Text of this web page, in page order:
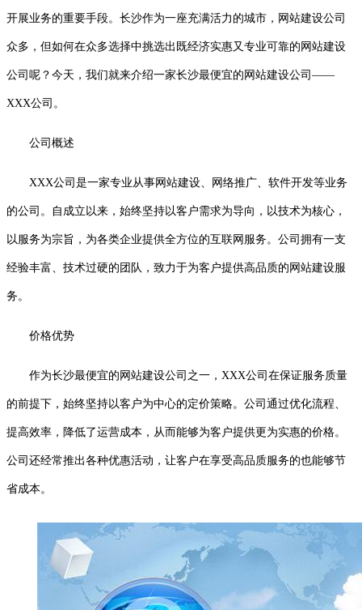
开展业务的重要手段。长沙作为一座充满活力的城市，网站建设公司
众多，但如何在众多选择中挑选出既经济实惠又专业可靠的网站建设
公司呢？今天，我们就来介绍一家长沙最便宜的网站建设公司——
XXX公司。
公司概述
XXX公司是一家专业从事网站建设、网络推广、软件开发等业务
的公司。自成立以来，始终坚持以客户需求为导向，以技术为核心，
以服务为宗旨，为各类企业提供全方位的互联网服务。公司拥有一支
经验丰富、技术过硬的团队，致力于为客户提供高品质的网站建设服
务。
价格优势
作为长沙最便宜的网站建设公司之一，XXX公司在保证服务质量
的前提下，始终坚持以客户为中心的定价策略。公司通过优化流程、
提高效率，降低了运营成本，从而能够为客户提供更为实惠的价格。
公司还经常推出各种优惠活动，让客户在享受高品质服务的也能够节
省成本。